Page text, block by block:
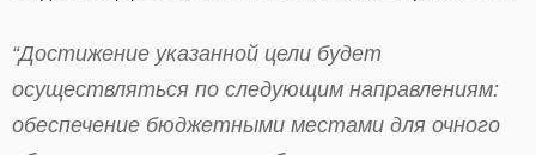
“Достижение указанной цели будет
осуществляться по следующим направлениям:
обеспечение бюджетными местами для очного